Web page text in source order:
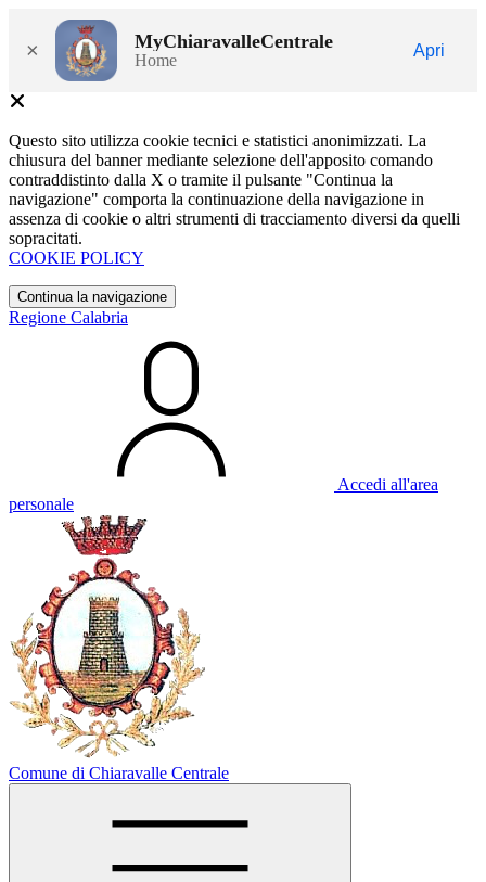
× MyChiaravalleCentrale
Home
Apri
Questo sito utilizza cookie tecnici e statistici anonimizzati. La
chiusura del banner mediante selezione dell'apposito comando
contraddistinto dalla X o tramite il pulsante "Continua la
navigazione" comporta la continuazione della navigazione in
assenza di cookie o altri strumenti di tracciamento diversi da quelli
sopracitati.
COOKIE POLICY
Continua la navigazione
Regione Calabria
Accedi all'area
personale
Comune di Chiaravalle Centrale